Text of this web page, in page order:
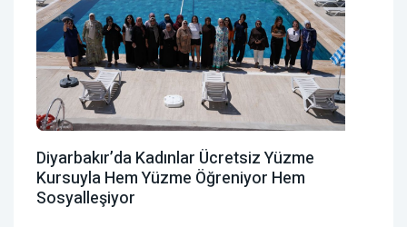
Diyarbakır’da Kadınlar Ücretsiz Yüzme
Kursuyla Hem Yüzme Öğreniyor Hem
Sosyalleşiyor